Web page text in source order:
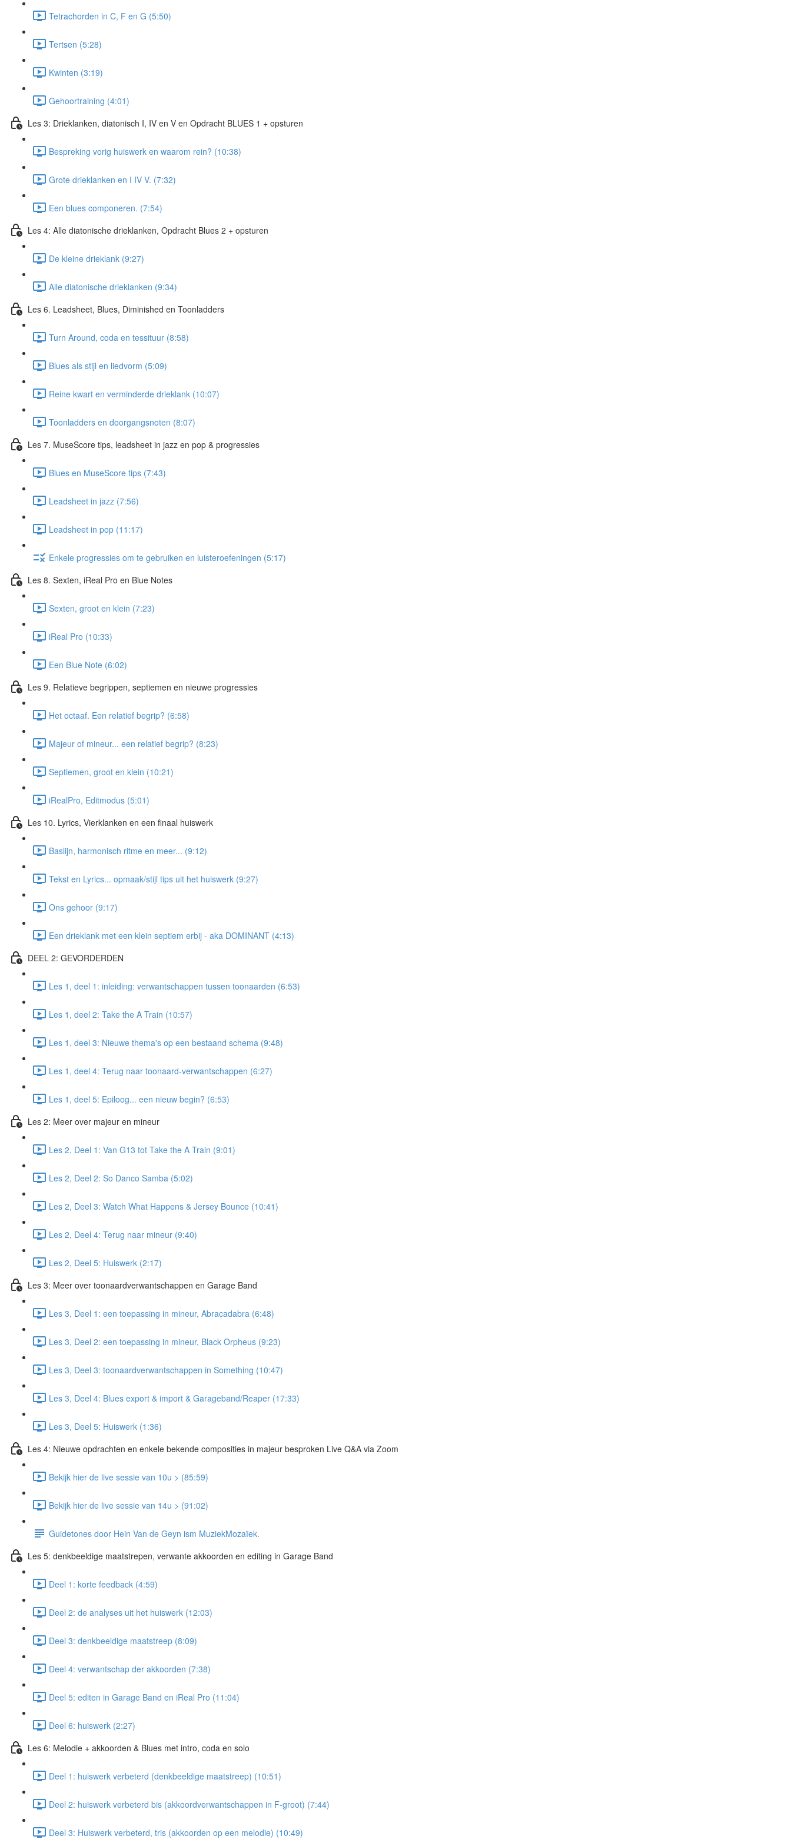
Tetrachorden in C, F en G (5:50)
Tertsen (5:28)
Kwinten (3:19)
Gehoortraining (4:01)
Les 3: Drieklanken, diatonisch I, IV en V en Opdracht BLUES 1 + opsturen
Bespreking vorig huiswerk en waarom rein? (10:38)
Grote drieklanken en I IV V. (7:32)
Een blues componeren. (7:54)
Les 4: Alle diatonische drieklanken, Opdracht Blues 2 + opsturen
De kleine drieklank (9:27)
Alle diatonische drieklanken (9:34)
Les 6. Leadsheet, Blues, Diminished en Toonladders
Turn Around, coda en tessituur (8:58)
Blues als stijl en liedvorm (5:09)
Reine kwart en verminderde drieklank (10:07)
Toonladders en doorgangsnoten (8:07)
Les 7. MuseScore tips, leadsheet in jazz en pop & progressies
Blues en MuseScore tips (7:43)
Leadsheet in jazz (7:56)
Leadsheet in pop (11:17)
Enkele progressies om te gebruiken en luisteroefeningen (5:17)
Les 8. Sexten, iReal Pro en Blue Notes
Sexten, groot en klein (7:23)
iReal Pro (10:33)
Een Blue Note (6:02)
Les 9. Relatieve begrippen, septiemen en nieuwe progressies
Het octaaf. Een relatief begrip? (6:58)
Majeur of mineur... een relatief begrip? (8:23)
Septiemen, groot en klein (10:21)
iRealPro, Editmodus (5:01)
Les 10. Lyrics, Vierklanken en een finaal huiswerk
Baslijn, harmonisch ritme en meer... (9:12)
Tekst en Lyrics... opmaak/stijl tips uit het huiswerk (9:27)
Ons gehoor (9:17)
Een drieklank met een klein septiem erbij - aka DOMINANT (4:13)
DEEL 2: GEVORDERDEN
Les 1, deel 1: inleiding: verwantschappen tussen toonaarden (6:53)
Les 1, deel 2: Take the A Train (10:57)
Les 1, deel 3: Nieuwe thema's op een bestaand schema (9:48)
Les 1, deel 4: Terug naar toonaard-verwantschappen (6:27)
Les 1, deel 5: Epiloog... een nieuw begin? (6:53)
Les 2: Meer over majeur en mineur
Les 2, Deel 1: Van G13 tot Take the A Train (9:01)
Les 2, Deel 2: So Danco Samba (5:02)
Les 2, Deel 3: Watch What Happens & Jersey Bounce (10:41)
Les 2, Deel 4: Terug naar mineur (9:40)
Les 2, Deel 5: Huiswerk (2:17)
Les 3: Meer over toonaardverwantschappen en Garage Band
Les 3, Deel 1: een toepassing in mineur, Abracadabra (6:48)
Les 3, Deel 2: een toepassing in mineur, Black Orpheus (9:23)
Les 3, Deel 3: toonaardverwantschappen in Something (10:47)
Les 3, Deel 4: Blues export & import & Garageband/Reaper (17:33)
Les 3, Deel 5: Huiswerk (1:36)
Les 4: Nieuwe opdrachten en enkele bekende composities in majeur besproken Live Q&A via Zoom
Bekijk hier de live sessie van 10u > (85:59)
Bekijk hier de live sessie van 14u > (91:02)
Guidetones door Hein Van de Geyn ism MuziekMozaïek.
Les 5: denkbeeldige maatstrepen, verwante akkoorden en editing in Garage Band
Deel 1: korte feedback (4:59)
Deel 2: de analyses uit het huiswerk (12:03)
Deel 3: denkbeeldige maatstreep (8:09)
Deel 4: verwantschap der akkoorden (7:38)
Deel 5: editen in Garage Band en iReal Pro (11:04)
Deel 6: huiswerk (2:27)
Les 6: Melodie + akkoorden & Blues met intro, coda en solo
Deel 1: huiswerk verbeterd (denkbeeldige maatstreep) (10:51)
Deel 2: huiswerk verbeterd bis (akkoordverwantschappen in F-groot) (7:44)
Deel 3: Huiswerk verbeterd, tris (akkoorden op een melodie) (10:49)